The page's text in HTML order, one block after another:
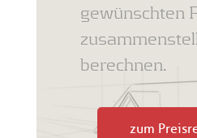
gewünschten
berechnen.
zum